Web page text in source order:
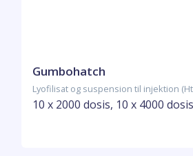
Gumbohatch
Lyofilisat og suspension til injektion
10 x 2000 dosis, 10 x 4000